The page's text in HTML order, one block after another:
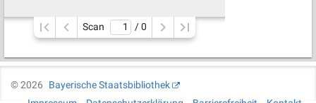
Scan / 0
©2026
Bayerische Staatsbibliothek